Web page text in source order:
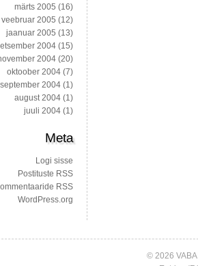
märts 2005 (16)
veebruar 2005 (12)
jaanuar 2005 (13)
2004 (15)
2004 (20)
oktoober 2004 (7)
september 2004 (1)
august 2004 (1)
juuli 2004 (1)
Meta
Logi sisse
Postituste RSS
RSS
WordPress.org
© 2026